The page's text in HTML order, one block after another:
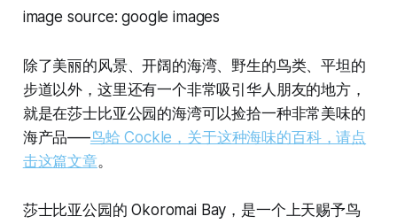
image source: google images
除了美丽的风景、开阔的海湾、野生的鸟类、平坦的
步道以外，这里还有一个非常吸引华人朋友的地方，
就是在莎士比亚公园的海湾可以捡拾一种非常美味的
海产品—–鸟蛤 Cockle，关于这种海味的百科，请点
击这篇文章。
莎士比亚公园的 Okoromai Bay，是一个上天赐予鸟